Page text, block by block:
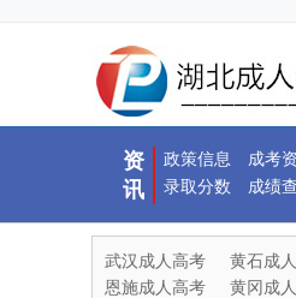
资
讯
政策信息 成考
录取分数
成绩
武汉成人高考 黄石成
恩施成人高考
黄冈成